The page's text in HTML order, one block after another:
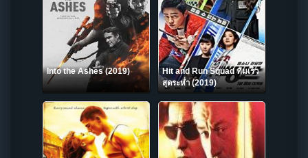
Into the Ashes (2019)
Hit and Run Squad ทีมเร็ว
สุดระห่ำ (2019)